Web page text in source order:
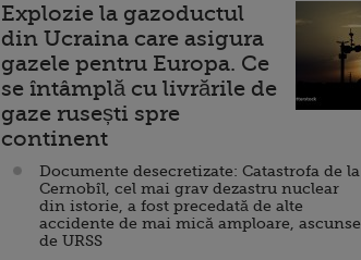
Explozie la gazoductul
din Ucraina care asigura
gazele pentru Europa. Ce
se întâmplă cu livrările de
gaze rusești spre
continent
Documente desecretizate: Catastrofa de la
Cernobîl, cel mai grav dezastru nuclear
din istorie, a fost precedată de alte
accidente de mai mică amploare, ascunse
de URSS